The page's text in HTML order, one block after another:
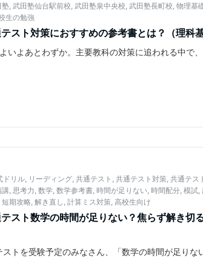
塾,武田塾仙台駅前校,武田塾泉中央校,武田塾長町校,物理基
生の勉強
スト対策におすすめの参考書とは？（理科基
いよあとわずか。主要教科の対策に追われる中で
ドリル, リーディング,共通テスト ,共通テスト対策,共通テス
講,思考力 ,数学,数学参考書,時間が足りない,時間配分,模試,
短期攻略,解き直し ,計算ミス対策,高校生向け
スト数学の時間が足りない？焦らず解き切
トを受験予定のみなさん、「数学の時間が足りな